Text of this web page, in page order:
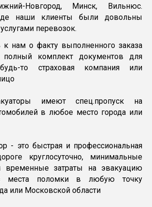
Новгород, Минск, Вильнюс.
наши клиенты были довольны
перевозок.
к нам о факту выполненного заказа
полный комплект документов для
будь-то страховая компания или
имеют спец.пропуск на
в любое место города или
- это быстрая и профессиональная
круглосуточно, минимальные
временные затраты на эвакуацию
места поломки в любую точку
или Московской области